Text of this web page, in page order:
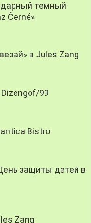
темный
Černé»
в Jules Zang
99
Bistro
защиты детей в
Zang